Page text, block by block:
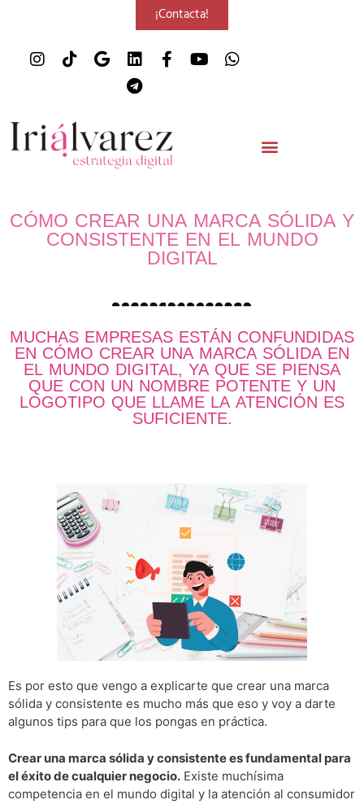
¡Contacta!
CÓMO CREAR UNA MARCA SÓLIDA Y
CONSISTENTE EN EL MUNDO
DIGITAL
MUCHAS EMPRESAS ESTÁN CONFUNDIDAS
EN CÓMO CREAR UNA MARCA SÓLIDA EN
EL MUNDO DIGITAL, YA QUE SE PIENSA
QUE CON UN NOMBRE POTENTE Y UN
LOGOTIPO QUE LLAME LA ATENCIÓN ES
SUFICIENTE.
Es por esto que vengo a explicarte que crear una marca
sólida y consistente es mucho más que eso y voy a darte
algunos tips para que los pongas en práctica.
Crear una marca sólida y consistente es fundamental para
el éxito de cualquier negocio. Existe muchísima
competencia en el mundo digital y la atención al consumidor